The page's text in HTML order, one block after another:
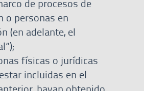
o personas en
(en adelante, el
físicas o jurídicas
incluidas en el